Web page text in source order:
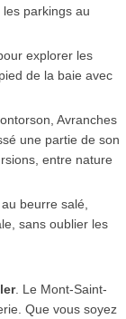
parkings au
explorer les
de la baie avec
Avranches
une partie de son
entre nature
beurre salé,
sans oublier les
. Le Mont-Saint-
Que vous soyez